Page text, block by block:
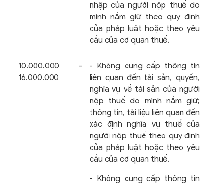
nhập của người nộp thuế do
mình nắm giữ theo quy định
của pháp luật hoặc theo yêu
cầu của cơ quan thuế.
10.000.000 -
16.000.000
- Không cung cấp thông tin
liên quan đến tài sản, quyền,
nghĩa vụ về tài sản của người
nộp thuế do mình nắm giữ;
thông tin, tài liệu liên quan đến
xác định nghĩa vụ thuế của
người nộp thuế theo quy định
của pháp luật hoặc theo yêu
cầu của cơ quan thuế.
- Không cung cấp thông tin